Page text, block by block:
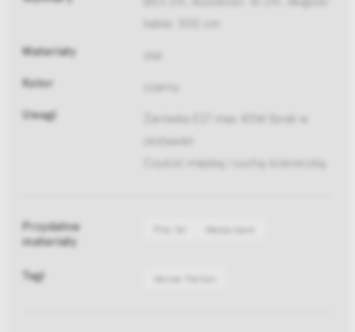
kabla: 300 cm
Materiały stal
Kolor czarny
Uwagi
Żarówka E27 max 40W (brak w
zestawie)
Czyścić miękką i suchą ściereczką
Przydatne
materiały
Media bank
Tagi